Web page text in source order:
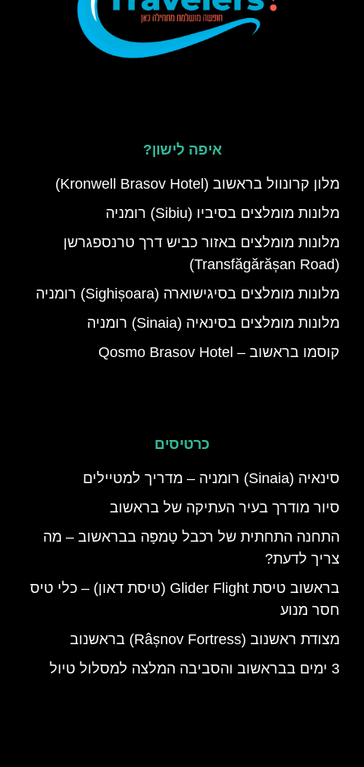
איפה לישון?
מלון קרונוול בראשוב (Kronwell Brasov Hotel)
מלונות מומלצים בסיביו (Sibiu) רומניה
מלונות מומלצים באזור כביש דרך טרנספגרשן
(Transfăgărășan Road)
מלונות מומלצים בסיגישוארה (Sighișoara) רומניה
מלונות מומלצים בסינאיה (Sinaia) רומניה
קוסמו בראשוב – Qosmo Brasov Hotel
כרטיסים
סינאיה (Sinaia) רומניה – מדריך למטיילים
סיור מודרך בעיר העתיקה של בראשוב
התחנה התחתית של רכבל טָמפָּה בבראשוב – מה
צריך לדעת?
בראשוב טיסת Glider Flight (טיסת דאון) – כלי טיס
חסר מנוע
מצודת ראשנוב (Râșnov Fortress) בראשנוב
3 ימים בבראשוב והסביבה המלצה למסלול טיול